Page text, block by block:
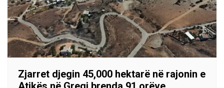
Zjarret djegin 45,000 hektarë në rajonin e